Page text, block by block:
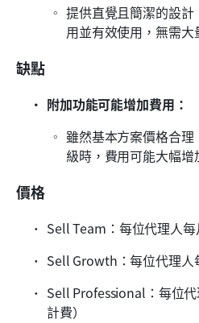
提供直覺且簡潔的設
用並有效使用，無需大
缺點
附加功能可能增加費用：
雖然基本方案價格合
級時，費用可能大幅增
價格
Sell Team：每位代理人每
Sell Growth：每位代理人
Sell Professional：每位
計費）